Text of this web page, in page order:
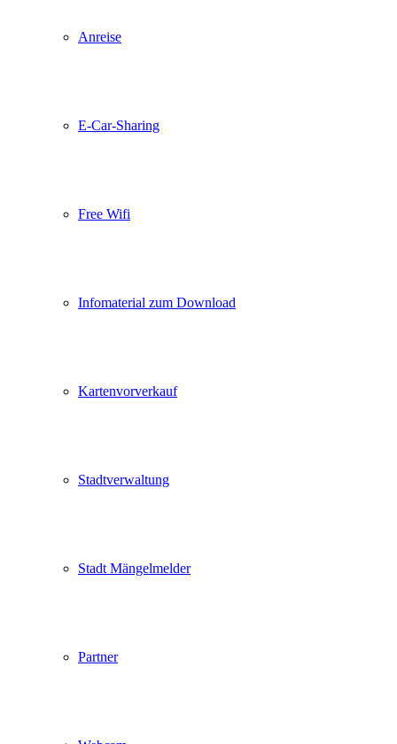
Anreise
E-Car-Sharing
Free Wifi
Infomaterial zum Download
Kartenvorverkauf
Stadtverwaltung
Stadt Mängelmelder
Partner